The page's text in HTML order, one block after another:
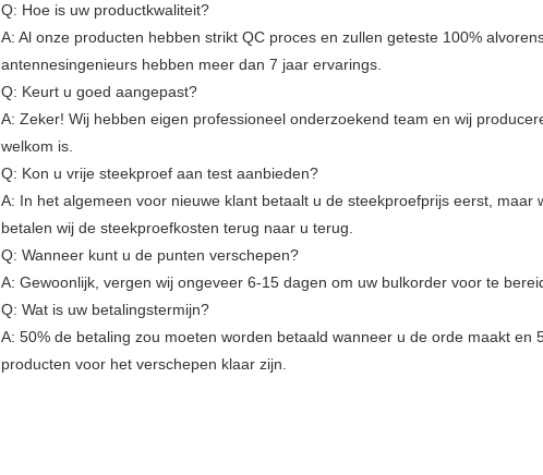
Q: Hoe is uw productkwaliteit?
A: Al onze producten hebben strikt QC proces en zullen geteste 100%
antennesingenieurs hebben meer dan 7 jaar ervarings.
Q: Keurt u goed aangepast?
A: Zeker! Wij hebben eigen professioneel onderzoekend team en wij
welkom is.
Q: Kon u vrije steekproef aan test aanbieden?
A: In het algemeen voor nieuwe klant betaalt u de steekproefprijs eerst,
betalen wij de steekproefkosten terug naar u terug.
Q: Wanneer kunt u de punten verschepen?
A: Gewoonlijk, vergen wij ongeveer 6-15 dagen om uw bulkorder voor te
Q: Wat is uw betalingstermijn?
A: 50% de betaling zou moeten worden betaald wanneer u de orde maakt en
producten voor het verschepen klaar zijn.